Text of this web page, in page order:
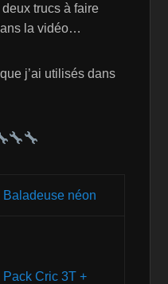
trucs à faire
la vidéo…
j’ai utilisés dans
Baladeuse néon
Pack Cric 3T +